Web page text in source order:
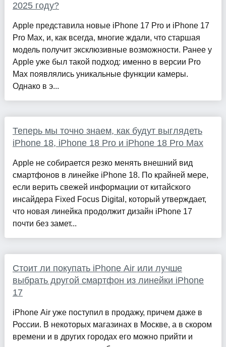
2025 году?
Apple представила новые iPhone 17 Pro и iPhone 17
Pro Max, и, как всегда, многие ждали, что старшая
модель получит эксклюзивные возможности. Ранее у
Apple уже был такой подход: именно в версии Pro
Max появлялись уникальные функции камеры.
Однако в э...
Теперь мы точно знаем, как будут выглядеть
iPhone 18, iPhone 18 Pro и iPhone 18 Pro Max
Apple не собирается резко менять внешний вид
смартфонов в линейке iPhone 18. По крайней мере,
если верить свежей информации от китайского
инсайдера Fixed Focus Digital, который утверждает,
что новая линейка продолжит дизайн iPhone 17
почти без замет...
Стоит ли покупать iPhone Air или лучше
выбрать другой смартфон из линейки iPhone
17
iPhone Air уже поступил в продажу, причем даже в
России. В некоторых магазинах в Москве, а в скором
времени и в других городах его можно прийти и